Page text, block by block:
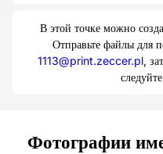
В этой точке можно
Отправьте файлы для
1113@print.zeccer.pl,
Фотографии